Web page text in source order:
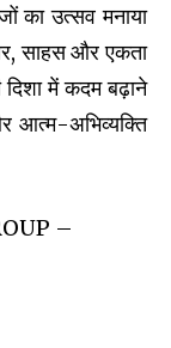
का उत्सव मनाया
साहस और एकता
में कदम बढ़ाने
आत्म-अभिव्यक्ति
–